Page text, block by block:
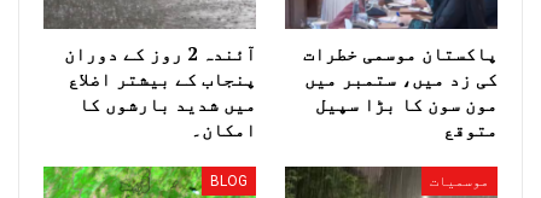
پاکستان موسمی خطرات
کی زد میں، ستمبر میں
مون سون کا بڑا سپیل
متوقع
آئندہ 2 روز کے دوران
پنجاب کے بیشتر اضلاع
میں شدید بارشوں کا
امکان۔
موسمیات BLOG